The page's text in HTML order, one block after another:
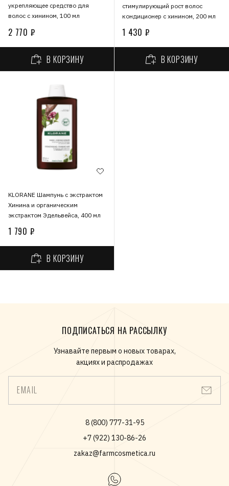
укрепляющее средство для
волос с хинином, 100 мл
2 770 ₽
В КОРЗИНУ
стимулирующий рост волос
кондиционер с хинином, 200 мл
1 430 ₽
В КОРЗИНУ
KLORANE Шампунь с экстрактом
Хинина и органическим
экстрактом Эдельвейса, 400 мл
1 790 ₽
В КОРЗИНУ
ПОДПИСАТЬСЯ НА РАССЫЛКУ
Узнавайте первым о новых товарах,
акциях и распродажах
EMAIL
8 (800) 777-31-95
+7 (922) 130-86-26
zakaz@farmcosmetica.ru